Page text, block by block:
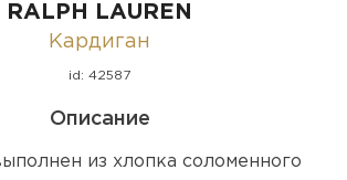
RALPH LAUREN
Кардиган
id: 42587
Описание
из хлопка соломенного